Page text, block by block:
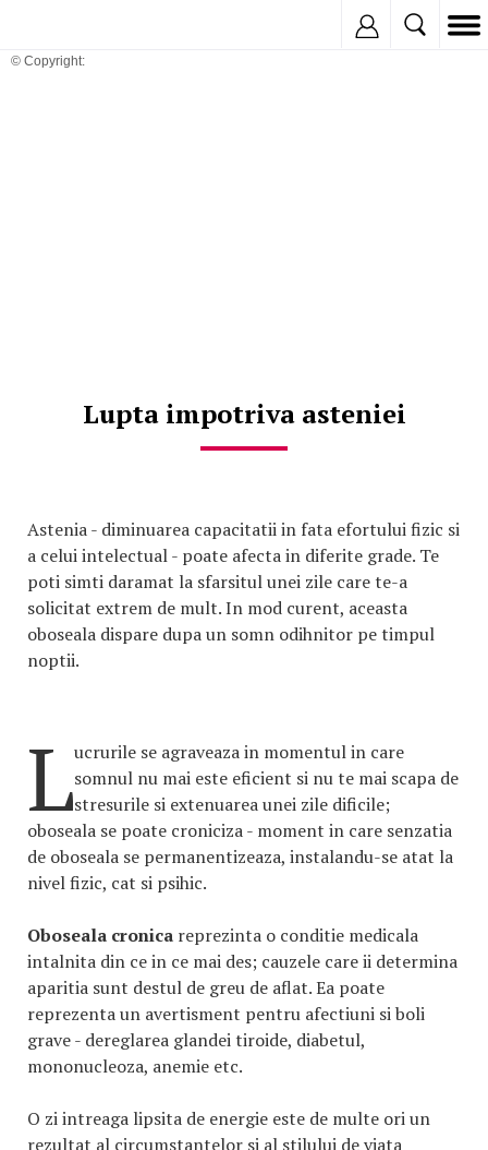
© Copyright:
Lupta impotriva asteniei
Astenia - diminuarea capacitatii in fata efortului fizic si
a celui intelectual - poate afecta in diferite grade. Te
poti simti daramat la sfarsitul unei zile care te-a
solicitat extrem de mult. In mod curent, aceasta
oboseala dispare dupa un somn odihnitor pe timpul
noptii.
Lucrurile se agraveaza in momentul in care
somnul nu mai este eficient si nu te mai scapa de
stresurile si extenuarea unei zile dificile;
oboseala se poate croniciza - moment in care senzatia
de oboseala se permanentizeaza, instalandu-se atat la
nivel fizic, cat si psihic.
Oboseala cronica reprezinta o conditie medicala
intalnita din ce in ce mai des; cauzele care ii determina
aparitia sunt destul de greu de aflat. Ea poate
reprezenta un avertisment pentru afectiuni si boli
grave - dereglarea glandei tiroide, diabetul,
mononucleoza, anemie etc.
O zi intreaga lipsita de energie este de multe ori un
rezultat al circumstantelor si al stilului de viata